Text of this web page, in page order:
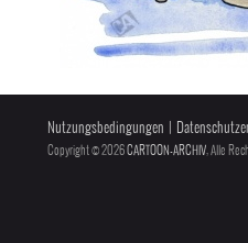
Nutzungsbedingungen
Copyright © 2026CARTOON-ARCHIV, Alle